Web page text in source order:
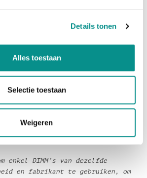
Details tonen
Alles toestaan
Selectie toestaan
Weigeren
RAM voor deze iMac is 128GB)
en wij plaatsen het geheugen
ook voor u plaatsen, dat is
de kosten voor de plakstrips a €
enkel DIMM’s van dezelfde
en fabrikant te gebruiken, om